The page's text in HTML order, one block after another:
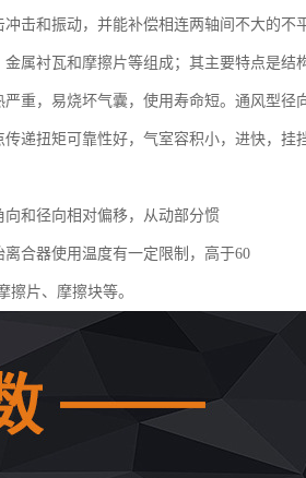
击和振动，并能补偿相连两轴间不大的不
属衬瓦和摩擦片等组成；其主要特点是结
重，易烧坏气囊，使用寿命短。通风型径
递扭矩可靠性好，气室容积小，进快，挂
和径向相对偏移，从动部分惯
合器使用温度有一定限制，高于60
片、摩擦块等。